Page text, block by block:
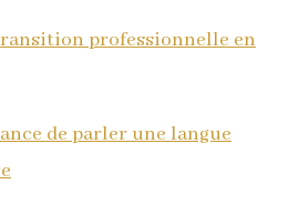
professionnelle en
de parler une langue